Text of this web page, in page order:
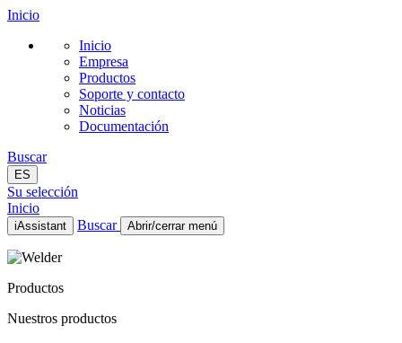
Inicio
Inicio
Empresa
Productos
Soporte y contacto
Noticias
Documentación
Buscar
ES
Su selección
Inicio
iAssistant Buscar Abrir/cerrar menú
Inicio
Productos
Noticias
Productos
Nuestros productos